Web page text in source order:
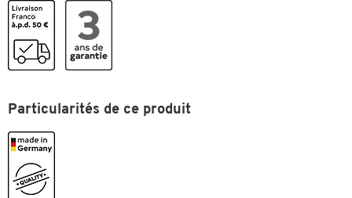
fermé.;P501 : Éliminer le
Diamètre (mm)
Particularités de ce produit